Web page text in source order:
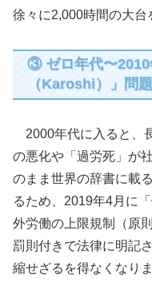
徐々に2,000時間の大台
③ ゼロ年代〜2010
（Karoshi）」問
2000年代に入ると、
の悪化や「過労死」が
のまま世界の辞書に載
るため、2019年4月に
外労働の上限規制（原
罰則付きで法律に明記
縮せざるを得なくなりま